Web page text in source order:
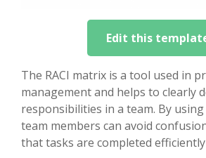
Edit this
The RACI matrix is a tool used in
management and helps to clearly
responsibilities in a team. By using
team members can avoid
that tasks are completed